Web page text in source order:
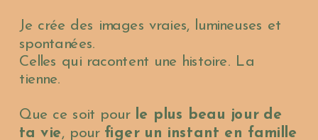
Je crée des images vraies, lumineuses et
spontanées.
Celles qui racontent une histoire. La
tienne.
Que ce soit pour le plus beau jour de
ta vie, pour figer un instant en famille